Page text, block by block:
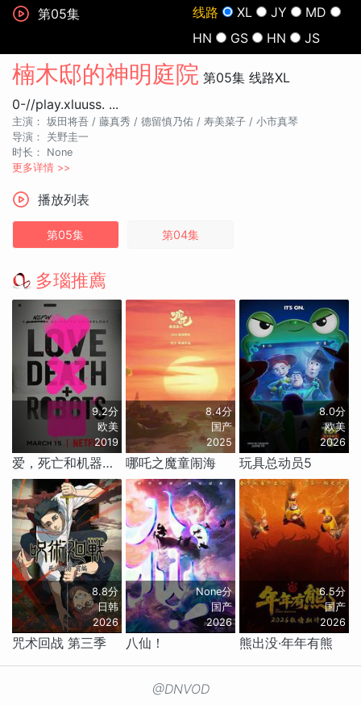
第05集 线路 XL JY
MD
HN
GS HN JS
楠木邸的神明庭院 第05集 线路XL
0-//play.xluuss. ...
主演： 坂田将吾 / 藤真秀 / 德留慎乃佑 / 寿美菜子 / 小市真琴
导演：
关野圭一
时长：
None
更多详情 >>
播放列表
第05集 第04集
多瑙推薦
9.2分
欧美
2019
爱，死亡和机器人 第一季
8.4分
国产
2025
哪吒之魔童闹海
8.0分
欧美
2026
玩具总动员5
8.8分
日韩
2026
咒术回战 第三季
None分
国产
2026
八仙！
6.5分
国产
2026
熊出没·年年有熊
@DNVOD